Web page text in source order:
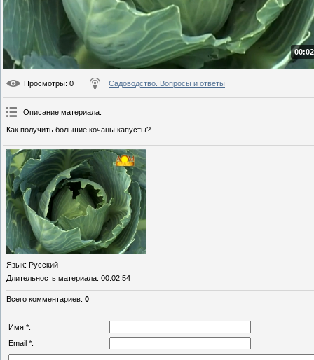
Просмотры: 0 Садоводство. Вопросы и ответы
Описание материала:
Как получить большие кочаны капусты?
Язык: Русский
Длительность материала: 00:02:54
Всего комментариев: 0
Имя *:
Email *: